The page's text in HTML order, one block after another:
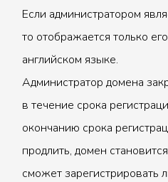
Если администратором
то отображается только
английском языке.
Администратор домена
в течение срока
окончанию срока
продлить, домен
сможет